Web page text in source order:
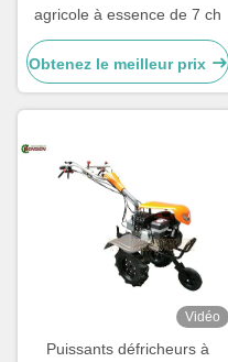
agricole à essence de 7 ch
Obtenez le meilleur prix
Vidéo
Puissants défricheurs à